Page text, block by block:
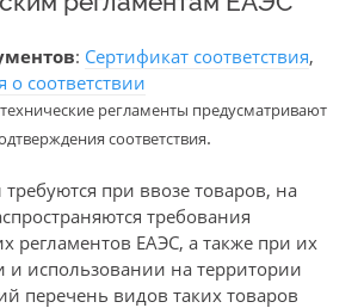
: Сертификат соответствия,
о соответствии
регламенты предусматривают
соответствия.
при ввозе товаров, на
требования
регламентов ЕАЭС, а также при их
и использовании на территории
перечень видов таких товаров